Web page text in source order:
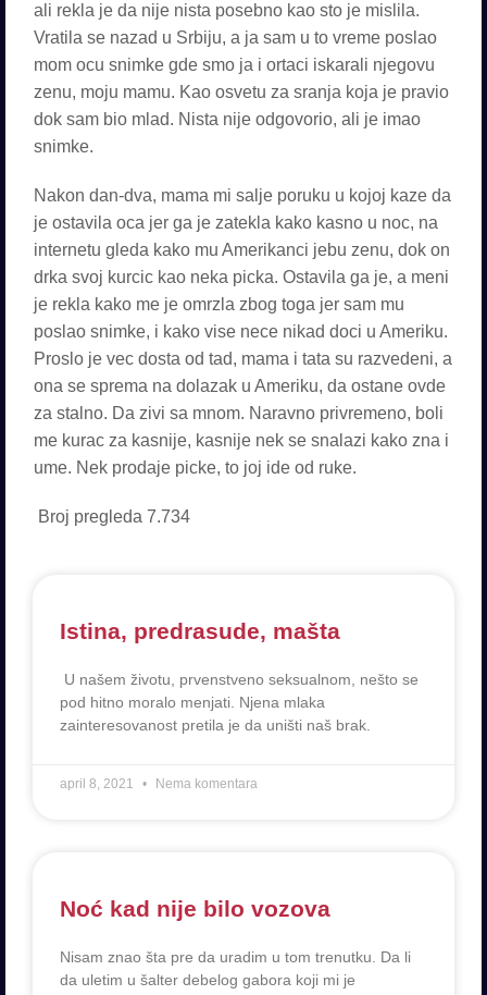
ali rekla je da nije nista posebno kao sto je mislila.
Vratila se nazad u Srbiju, a ja sam u to vreme poslao
mom ocu snimke gde smo ja i ortaci iskarali njegovu
zenu, moju mamu. Kao osvetu za sranja koja je pravio
dok sam bio mlad. Nista nije odgovorio, ali je imao
snimke.
Nakon dan-dva, mama mi salje poruku u kojoj kaze da
je ostavila oca jer ga je zatekla kako kasno u noc, na
internetu gleda kako mu Amerikanci jebu zenu, dok on
drka svoj kurcic kao neka picka. Ostavila ga je, a meni
je rekla kako me je omrzla zbog toga jer sam mu
poslao snimke, i kako vise nece nikad doci u Ameriku.
Proslo je vec dosta od tad, mama i tata su razvedeni, a
ona se sprema na dolazak u Ameriku, da ostane ovde
za stalno. Da zivi sa mnom. Naravno privremeno, boli
me kurac za kasnije, kasnije nek se snalazi kako zna i
ume. Nek prodaje picke, to joj ide od ruke.
Broj pregleda 7.734
Istina, predrasude, mašta
U našem životu, prvenstveno seksualnom, nešto se
pod hitno moralo menjati. Njena mlaka
zainteresovanost pretila je da uništi naš brak.
april 8, 2021 Nema komentara
Noć kad nije bilo vozova
Nisam znao šta pre da uradim u tom trenutku. Da li
da uletim u šalter debelog gabora koji mi je